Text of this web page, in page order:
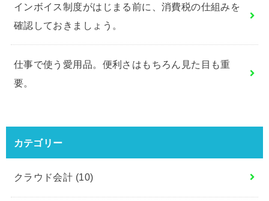
インボイス制度がはじまる前に、消費税の仕組みを
確認しておきましょう。
仕事で使う愛用品。便利さはもちろん見た目も重
要。
カテゴリー
クラウド会計 (10)